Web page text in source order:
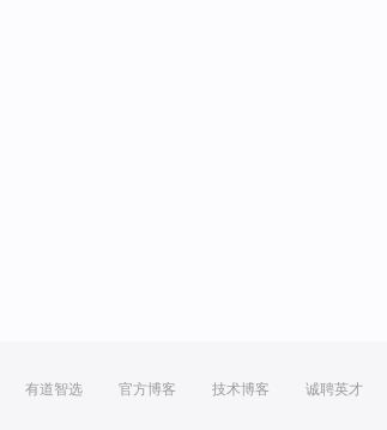
有道智选 官方博客 技术博客 诚聘英才